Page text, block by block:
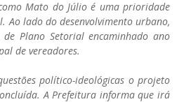
Mato do Júlio é uma prioridade
Ao lado do desenvolvimento urbano,
Plano Setorial encaminhado ano
de vereadores.
político-ideológicas o projeto
A Prefeitura informa que irá